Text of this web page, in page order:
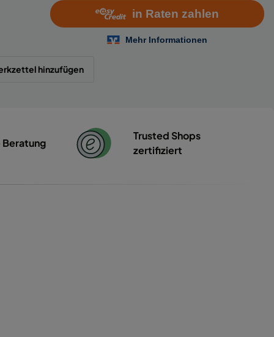
hinzufügen
Beratung
Trusted Shops
zertifiziert